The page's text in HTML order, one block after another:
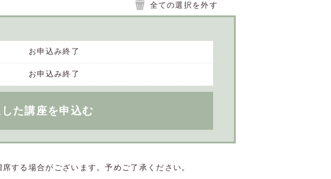
全ての選択を外す
お申込み終了
お申込み終了
た講座を申込む
する場合がございます。予めご了承ください。